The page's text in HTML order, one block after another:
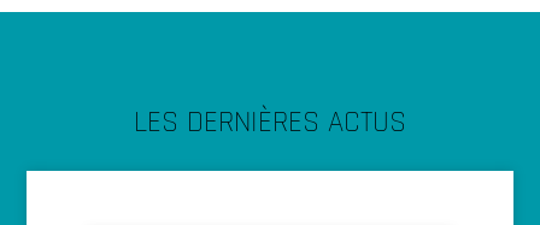
LES DERNIÈRES ACTUS